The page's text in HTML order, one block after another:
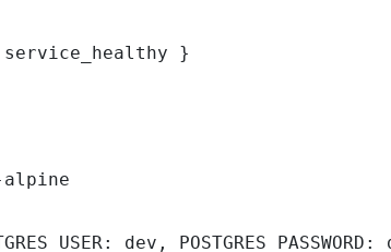
}
dev, POSTGRES_PASSWORD: